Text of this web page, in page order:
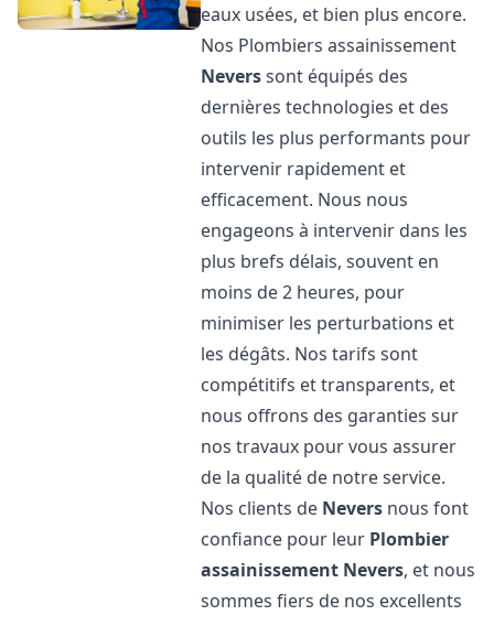
eaux usées, et bien plus encore.
Nos Plombiers assainissement
Neverssont équipés des
dernières technologies et des
outils les plus performants pour
intervenir rapidement et
efficacement. Nous nous
engageons à intervenir dans les
plus brefs délais, souvent en
moins de 2 heures, pour
minimiser les perturbations et
les dégâts. Nos tarifs sont
compétitifs et transparents, et
nous offrons des garanties sur
nos travaux pour vous assurer
de la qualité de notre service.
Nos clients de Nevers nous font
confiance pour leur Plombier
assainissement Nevers, et nous
sommes fiers de nos excellents